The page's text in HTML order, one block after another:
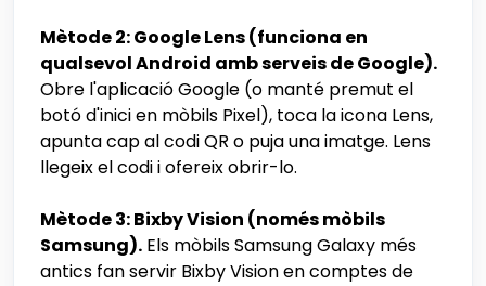
Mètode 2: Google Lens (funciona en
qualsevol Android amb serveis de Google).
Obre l'aplicació Google (o manté premut el
botó d'inici en mòbils Pixel), toca la icona Lens,
apunta cap al codi QR o puja una imatge. Lens
llegeix el codi i ofereix obrir-lo.
Mètode 3: Bixby Vision (només mòbils
Samsung). Els mòbils Samsung Galaxy més
antics fan servir Bixby Vision en comptes de